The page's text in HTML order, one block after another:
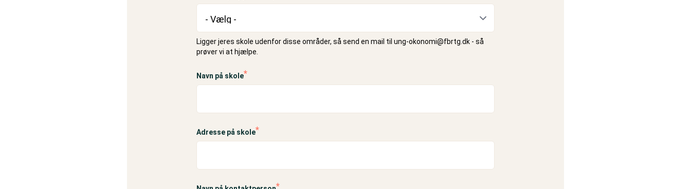
Ligger jeres skole udenfor disse områder, så send en mail til ung-okonomi@fbrtg.dk - så
prøver vi at hjælpe.
Navn på skole
Adresse på skole